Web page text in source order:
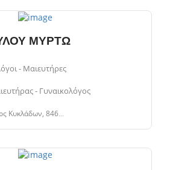
ΜΥΡΤΩ
- Μαιευτήρες
- Γυναικολόγος
84600, Κυκλάδες, Ελλάδα